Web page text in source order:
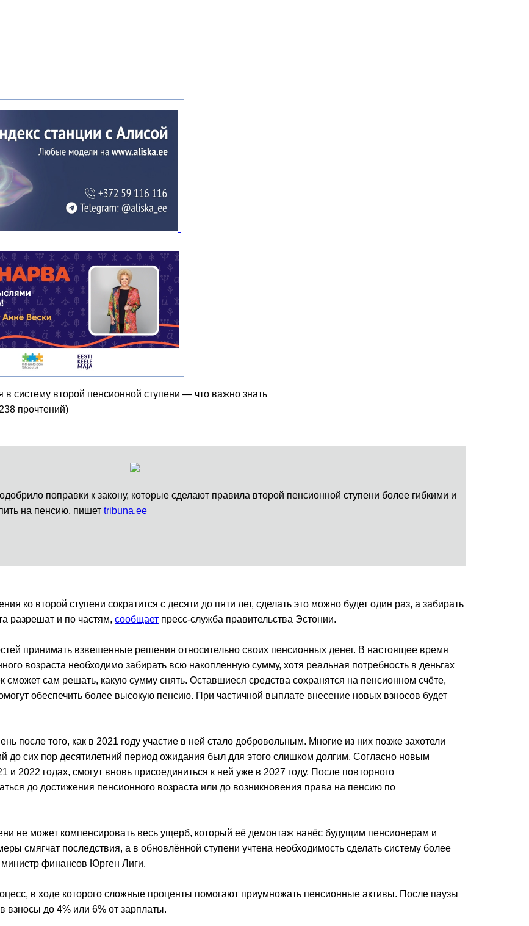
в систему второй пенсионной ступени — что важно знать
прочтений)
поправки к закону, которые сделают правила второй пенсионной ступени более гибкими и
на пенсию, пишет tribuna.ee
ко второй ступени сократится с десяти до пяти лет, сделать это можно будет один раз, а забирать
разрешат и по частям, сообщает пресс-служба правительства Эстонии.
принимать взвешенные решения относительно своих пенсионных денег. В настоящее время
возраста необходимо забирать всю накопленную сумму, хотя реальная потребность в деньгах
сам решать, какую сумму снять. Оставшиеся средства сохранятся на пенсионном счёте,
обеспечить более высокую пенсию. При частичной выплате внесение новых взносов будет
после того, как в 2021 году участие в ней стало добровольным. Многие из них позже захотели
до сих пор десятилетний период ожидания был для этого слишком долгим. Согласно новым
2022 годах, смогут вновь присоединиться к ней уже в 2027 году. После повторного
до достижения пенсионного возраста или до возникновения права на пенсию по
не может компенсировать весь ущерб, который её демонтаж нанёс будущим пенсионерам и
смягчат последствия, а в обновлённой ступени учтена необходимость сделать систему более
министр финансов Юрген Лиги.
в ходе которого сложные проценты помогают приумножать пенсионные активы. После паузы
взносы до 4% или 6% от зарплаты.